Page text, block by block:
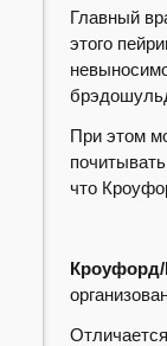
Главный
этого
При этом
что